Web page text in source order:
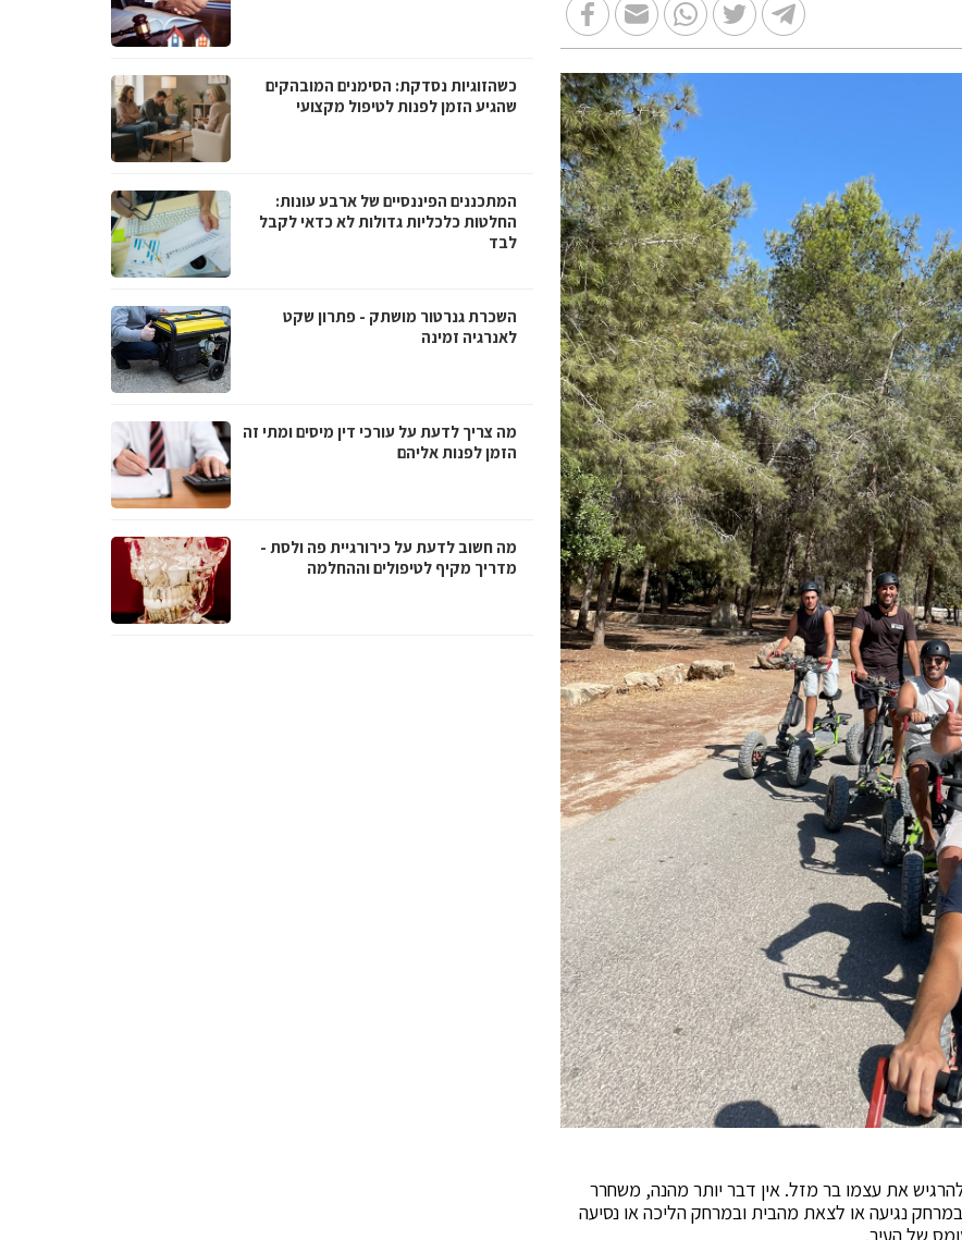
את עצמו בר מזל. אין דבר יותר מהנה, משחרר
נגיעה או לצאת מהבית ובמרחק הליכה או נסיעה
כשהזוגיות נסדקת: הסימנים המובהקים
שהגיע הזמן לפנות לטיפול מקצועי
המתכננים הפיננסיים של ארבע עונות:
החלטות כלכליות גדולות לא כדאי לקבל
לבד
השכרת גנרטור מושתק - פתרון שקט
לאנרגיה זמינה
מה צריך לדעת על עורכי דין מיסים ומתי זה
הזמן לפנות אליהם
מה חשוב לדעת על כירורגיית פה ולסת -
מדריך מקיף לטיפולים וההחלמה